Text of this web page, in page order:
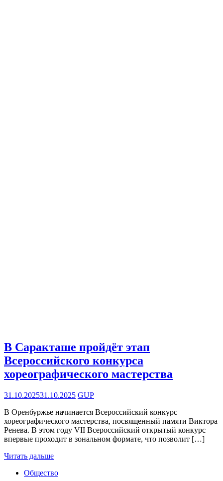
В Саракташе пройдёт этап
Всероссийского конкурса
хореографического мастерства
31.10.202531.10.2025 GUP
В Оренбуржье начинается Всероссийский конкурс
хореографического мастерства, посвященный памяти Виктора
Ренева. В этом году VII Всероссийский открытый конкурс
впервые проходит в зональном формате, что позволит […]
Читать дальше
Общество